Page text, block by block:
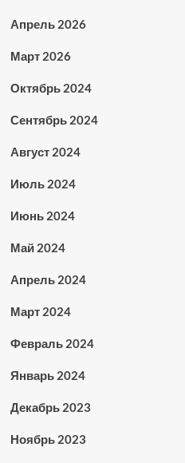
Апрель 2026
Март 2026
Октябрь 2024
Сентябрь 2024
Август 2024
Июль 2024
Июнь 2024
Май 2024
Апрель 2024
Март 2024
Февраль 2024
Январь 2024
Декабрь 2023
Ноябрь 2023